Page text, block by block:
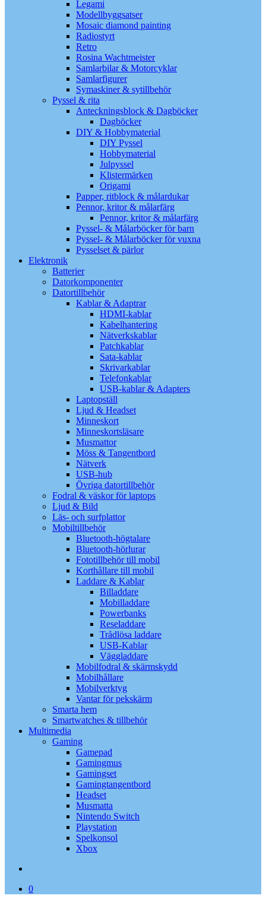
Legami
Modellbyggsatser
Mosaic diamond painting
Radiostyrt
Retro
Rosina Wachtmeister
Samlarbilar & Motorcyklar
Samlarfigurer
Symaskiner & sytillbehör
Pyssel & rita
Anteckningsblock & Dagböcker
Dagböcker
DIY & Hobbymaterial
DIY Pyssel
Hobbymaterial
Julpyssel
Klistermärken
Origami
Papper, ritblock & målardukar
Pennor, kritor & målarfärg
Pennor, kritor & målarfärg
Pyssel- & Målarböcker för barn
Pyssel- & Målarböcker för vuxna
Pysselset & pärlor
Elektronik
Batterier
Datorkomponenter
Datortillbehör
Kablar & Adaptrar
HDMI-kablar
Kabelhantering
Nätverkskablar
Patchkablar
Sata-kablar
Skrivarkablar
Telefonkablar
USB-kablar & Adapters
Laptopställ
Ljud & Headset
Minneskort
Minneskortsläsare
Musmattor
Möss & Tangentbord
Nätverk
USB-hub
Övriga datortillbehör
Fodral & väskor för laptops
Ljud & Bild
Läs- och surfplattor
Mobiltillbehör
Bluetooth-högtalare
Bluetooth-hörlurar
Fototillbehör till mobil
Korthållare till mobil
Laddare & Kablar
Billaddare
Mobilladdare
Powerbanks
Reseladdare
Trådlösa laddare
USB-Kablar
Väggladdare
Mobilfodral & skärmskydd
Mobilhållare
Mobilverktyg
Vantar för pekskärm
Smarta hem
Smartwatches & tillbehör
Multimedia
Gaming
Gamepad
Gamingmus
Gamingset
Gamingtangentbord
Headset
Musmatta
Nintendo Switch
Playstation
Spelkonsol
Xbox
0